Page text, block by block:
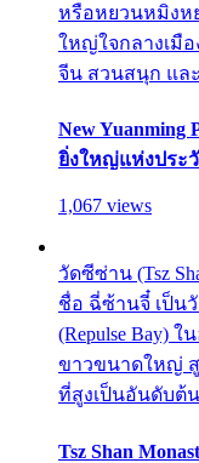
หรือหยวนหมิงห
ใหญ่ใจกลางเมื
จีน สวนสนุก แล
New Yuanming
ยิ่งใหญ่แห่งประ
1,067 views
วัดซีซ่าน (Tsz
ชื่อ ฉี่ซ้านจี๋ เป็น
(Repulse Bay)
ขาวขนาดใหญ่ สู
ที่สูงเป็นอันดับต้
Tsz Shan